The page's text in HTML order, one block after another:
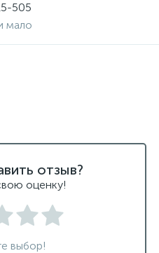
505
мало
отзыв?
оценку!
выбор!